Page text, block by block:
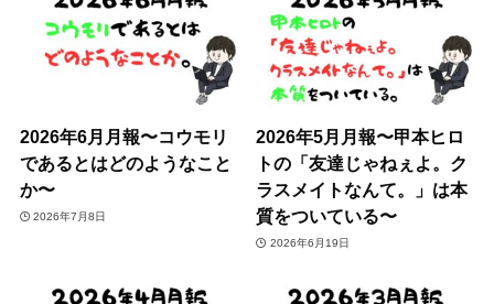
2026年6月月報〜コウモリ
であるとはどのようなこと
か〜
2026年7月8日
2026年5月月報〜甲本ヒロ
トの「友達じゃねぇよ。ク
ラスメイトなんて。」は本
質をついている〜
2026年6月19日